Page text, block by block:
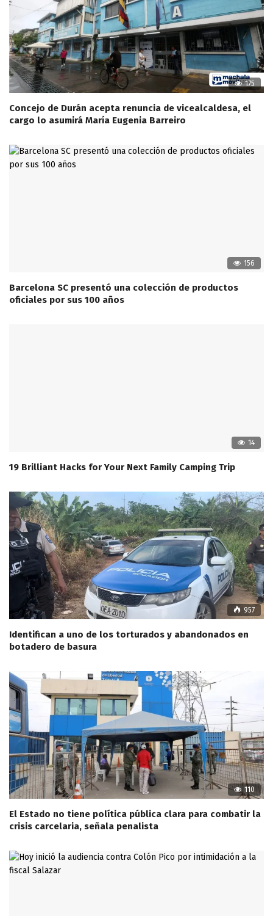
175
Concejo de Durán acepta renuncia de vicealcaldesa, el
cargo lo asumirá María Eugenia Barreiro
156
Barcelona SC presentó una colección de productos
oficiales por sus 100 años
14
19 Brilliant Hacks for Your Next Family Camping Trip
957
Identifican a uno de los torturados y abandonados en
botadero de basura
110
El Estado no tiene política pública clara para combatir la
crisis carcelaria, señala penalista